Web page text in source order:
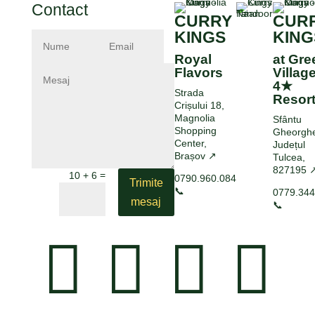
Contact
10 + 6=
Trimite
mesaj
CURRY
KINGS
Royal
Flavors
Strada
Crișului 18,
Magnolia
Shopping
Center,
Brașov ↗
0790.960.084
📞
at
4★
Resort
Sfântu
Județul
Tulcea,
827195
📞
   